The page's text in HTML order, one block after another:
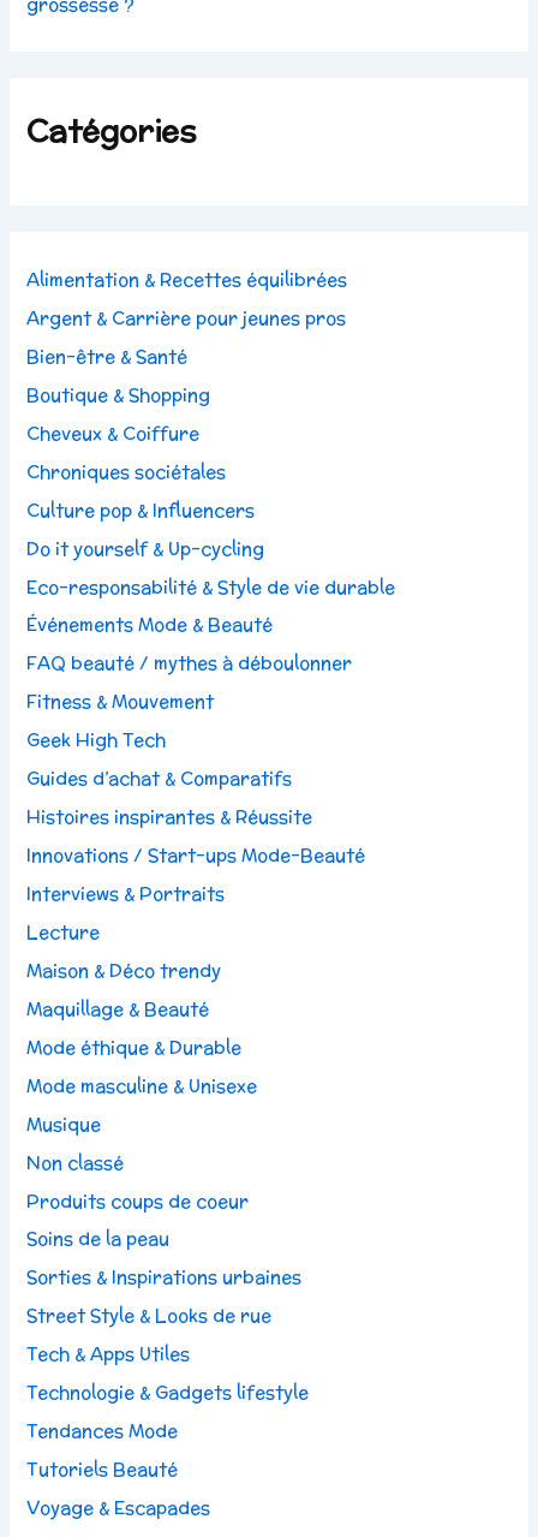
Catégories
Alimentation & Recettes équilibrées
Argent & Carrière pour jeunes pros
Bien-être & Santé
Boutique & Shopping
Cheveux & Coiffure
Chroniques sociétales
Culture pop & Influencers
Do it yourself & Up-cycling
Eco-responsabilité & Style de vie durable
Événements Mode & Beauté
FAQ beauté / mythes à déboulonner
Fitness & Mouvement
Geek High Tech
Guides d’achat & Comparatifs
Histoires inspirantes & Réussite
Innovations / Start-ups Mode-Beauté
Interviews & Portraits
Lecture
Maison & Déco trendy
Maquillage & Beauté
Mode éthique & Durable
Mode masculine & Unisexe
Musique
Non classé
Produits coups de coeur
Soins de la peau
Sorties & Inspirations urbaines
Street Style & Looks de rue
Tech & Apps Utiles
Technologie & Gadgets lifestyle
Tendances Mode
Tutoriels Beauté
Voyage & Escapades